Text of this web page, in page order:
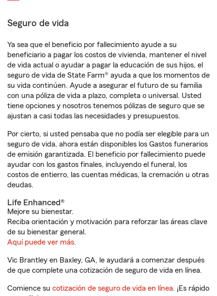
Seguro de vida
Ya sea que el beneficio por fallecimiento ayude a su
beneficiario a pagar los costos de vivienda, mantener el nivel
de vida actual o ayudar a pagar la educación de sus hijos, el
seguro de vida de State Farm® ayuda a que los momentos de
su vida continúen. Ayude a asegurar el futuro de su familia
con una póliza de vida a plazo, completa o universal. Usted
tiene opciones y nosotros tenemos pólizas de seguro que se
ajustan a casi todas las necesidades y presupuestos.
Por cierto, si usted pensaba que no podía ser elegible para un
seguro de vida, ahora están disponibles los Gastos funerarios
de emisión garantizada. El beneficio por fallecimiento puede
ayudar con los gastos finales, incluyendo el funeral, los
costos de entierro, las cuentas médicas, la cremación u otras
deudas.
Life Enhanced®
Mejore su bienestar.
Reciba orientación y motivación para reforzar las áreas clave
de su bienestar general.
Aquí puede ver más.
Vic Brantley en Baxley, GA, le ayudará a comenzar después
de que complete una cotización de seguro de vida en línea.
Comience su cotización de seguro de vida en línea. ¡Es rápido